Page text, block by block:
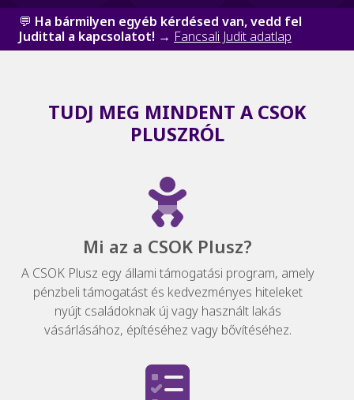
💬 Ha bármilyen egyéb kérdésed van, vedd fel
Judittal a kapcsolatot! → Fancsali Judit adatlap
TUDJ MEG MINDENT A CSOK
PLUSZRÓL
Mi az a CSOK Plusz?
A CSOK Plusz egy állami támogatási program, amely
pénzbeli támogatást és kedvezményes hiteleket
nyújt családoknak új vagy használt lakás
vásárlásához, építéséhez vagy bővítéséhez.